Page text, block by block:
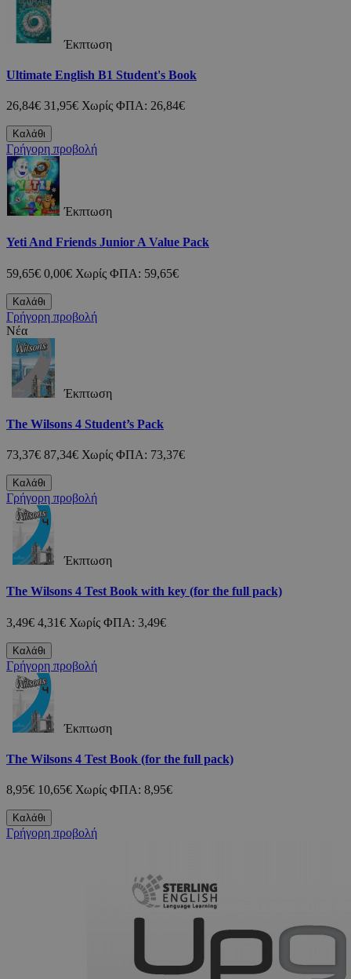
Έκπτωση
Ultimate English B1 Student's Book
26,84€ 31,95€ Χωρίς ΦΠΑ: 26,84€
Καλάθι
Γρήγορη προβολή
Έκπτωση
Yeti And Friends Junior A Value Pack
59,65€ 0,00€ Χωρίς ΦΠΑ: 59,65€
Καλάθι
Γρήγορη προβολή
Νέα
Έκπτωση
The Wilsons 4 Student’s Pack
73,37€ 87,34€ Χωρίς ΦΠΑ: 73,37€
Καλάθι
Γρήγορη προβολή
Έκπτωση
The Wilsons 4 Test Book with key (for the full pack)
3,49€ 4,31€ Χωρίς ΦΠΑ: 3,49€
Καλάθι
Γρήγορη προβολή
Έκπτωση
The Wilsons 4 Test Book (for the full pack)
8,95€ 10,65€ Χωρίς ΦΠΑ: 8,95€
Καλάθι
Γρήγορη προβολή